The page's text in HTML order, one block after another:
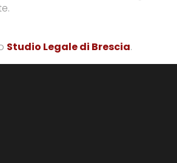
Studio Legale di Brescia.